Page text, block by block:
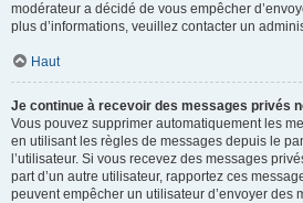
modérateur a décidé de vous empêcher
plus d’informations, veuillez contacter un
Haut
Je continue à recevoir des messages privés
Vous pouvez supprimer automatiquement les
en utilisant les règles de messages depuis le
l’utilisateur. Si vous recevez des messages
part d’un autre utilisateur, rapportez ces
peuvent empêcher un utilisateur d’envoyer des